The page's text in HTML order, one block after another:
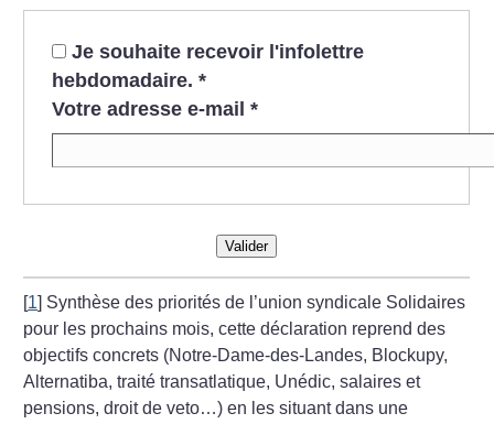
Je souhaite recevoir l'infolettre
hebdomadaire. *
Votre adresse e-mail *
Valider
[1] Synthèse des priorités de l’union syndicale Solidaires
pour les prochains mois, cette déclaration reprend des
objectifs concrets (Notre-Dame-des-Landes, Blockupy,
Alternatiba, traité transatlatique, Unédic, salaires et
pensions, droit de veto…) en les situant dans une